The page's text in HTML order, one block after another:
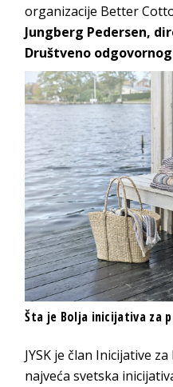
organizacije Better
Jungberg Pedersen,
Društveno odgovornog
Šta je Bolja inicijativa za
JYSK je član Inicijative
najveća svetska